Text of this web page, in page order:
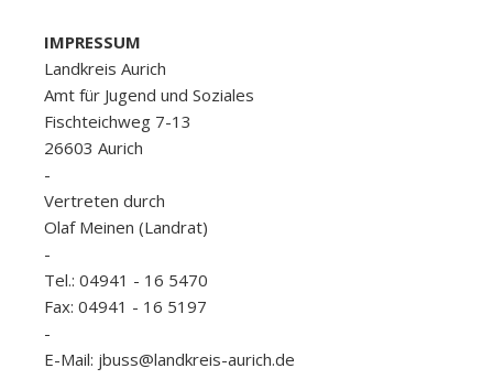
IMPRESSUM
Landkreis Aurich
Amt für Jugend und Soziales
Fischteichweg 7-13
26603 Aurich
-
Vertreten durch
Olaf Meinen (Landrat)
-
Tel.: 04941 - 16 5470
Fax: 04941 - 16 5197
-
E-Mail: jbuss@landkreis-aurich.de